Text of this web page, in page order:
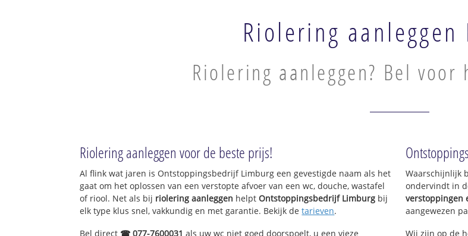
Riolering aanleggen
Riolering aanleggen? Bel voor
Riolering aanleggen voor de beste prijs!
Al flink wat jaren is Ontstoppingsbedrijf Limburg een gevestigde naam als het
gaat om het oplossen van een verstopte afvoer van een wc, douche, wastafel
of riool. Net als bij riolering aanleggen helptOntstoppingsbedrijf Limburg bij
elk type klus snel, vakkundig en met garantie. Bekijk detarieven.
Bel direct ☎ 077-7600031 als uw wc niet goed doorspoelt, u een vieze
Waarschijnlijk
ondervindt in
verstoppingen
aangewezen
Wij zijn op de